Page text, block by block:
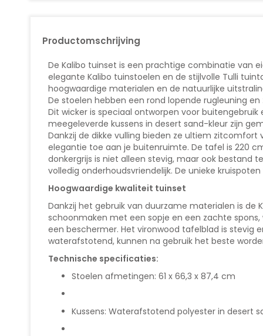
Productomschrijving
De Kalibo tuinset is een prachtige combinatie van
elegante Kalibo tuinstoelen en de stijlvolle Tulli
hoogwaardige materialen en de natuurlijke
De stoelen hebben een rond lopende rugleuning
Dit wicker is speciaal ontworpen voor
meegeleverde kussens in desert sand-kleur zijn
Dankzij de dikke vulling bieden ze ultiem
elegantie toe aan je buitenruimte. De tafel is 220
donkergrijs is niet alleen stevig, maar ook bestand
volledig onderhoudsvriendelijk. De unieke
Hoogwaardige kwaliteit tuinset
Dankzij het gebruik van duurzame materialen is
schoonmaken met een sopje en een zachte
een beschermer. Het vironwood tafelblad is stevig
waterafstotend, kunnen na gebruik het beste
Technische specificaties:
Stoelen afmetingen: 61 x 66,3 x 87,4 cm
Kussens: Waterafstotend polyester in desert